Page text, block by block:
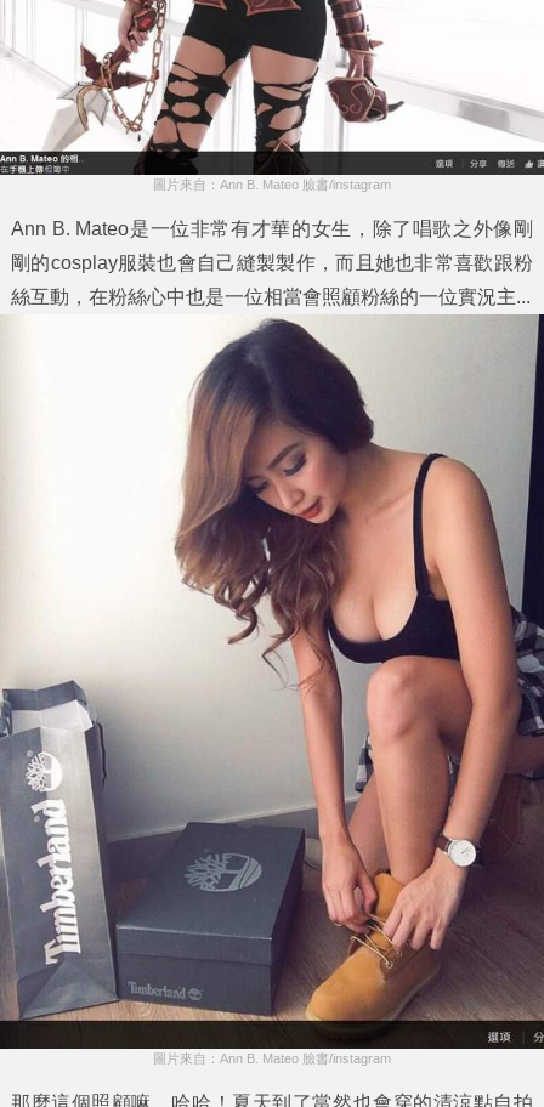
圖片來自：Ann B. Mateo 臉書/instagram
Ann B. Mateo是一位非常有才華的女生，除了唱歌之外像剛
剛的cosplay服裝也會自己縫製製作，而且她也非常喜歡跟粉
絲互動，在粉絲心中也是一位相當會照顧粉絲的一位實況主...
圖片來自：Ann B. Mateo 臉書/instagram
那麼這個照顧嘛，哈哈！夏天到了當然也會穿的清涼點自拍